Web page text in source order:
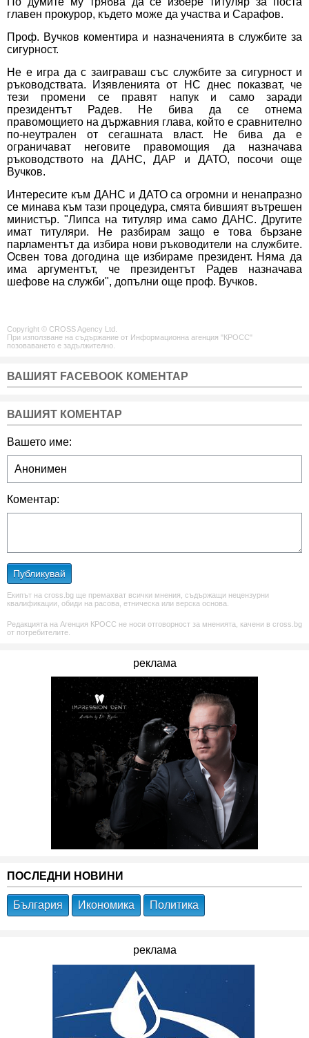
главен прокурор, където може да участва и Сарафов.
Проф. Вучков коментира и назначенията в службите за
сигурност.
Не е игра да с заиграваш със службите за сигурност и
ръководствата. Изявленията от НС днес показват, че
тези промени се правят напук и само заради
президентът Радев. Не бива да се отнема
правомощието на държавния глава, който е сравнително
по-неутрален от сегашната власт. Не бива да е
ограничават неговите правомощия да назначава
ръководството на ДАНС, ДАР и ДАТО, посочи още
Вучков.
Интересите към ДАНС и ДАТО са огромни и ненапразно
се минава към тази процедура, смята бившият вътрешен
министър. "Липса на титуляр има само ДАНС. Другите
имат титуляри. Не разбирам защо е това бързане
парламентът да избира нови ръководители на службите.
Освен това догодина ще избираме президент. Няма да
има аргументът, че президентът Радев назначава
шефове на служби", допълни още проф. Вучков.
Copyright © CROSS Agency Ltd.
При използване на съдържание от Информационна агенция "КРОСС"
позоваването е задължително.
ВАШИЯТ FACEBOOK КОМЕНТАР
ВАШИЯТ КОМЕНТАР
Вашето име:
Коментар:
Публикувай
Екипът на cross.bg ще премахват всички мнения, съдържащи нецензурни
квалификации, обиди на расова, етническа или верска основа.
Редакцията на Агенция КРОСС не носи отговорност за мненията, качени в cross.bg
от потребителите.
реклама
ПОСЛЕДНИ НОВИНИ
България Икономика Политика
реклама